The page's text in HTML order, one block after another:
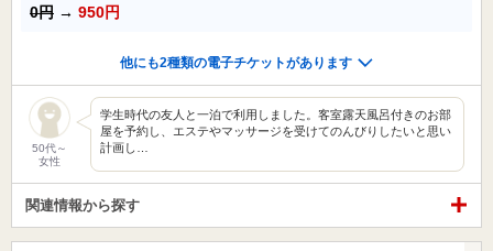
0円 → 950円
他にも2種類の電子チケットがあります
50代～
女性
学生時代の友人と一泊で利用しました。客室露天風呂付きのお部
屋を予約し、エステやマッサージを受けてのんびりしたいと思い
計画し…
関連情報から探す